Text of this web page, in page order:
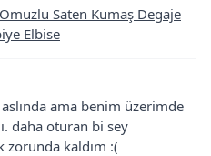
Saten Kumaş Degaje
Elbise
ama benim üzerimde
daha oturan bi sey
zorunda kaldım :(